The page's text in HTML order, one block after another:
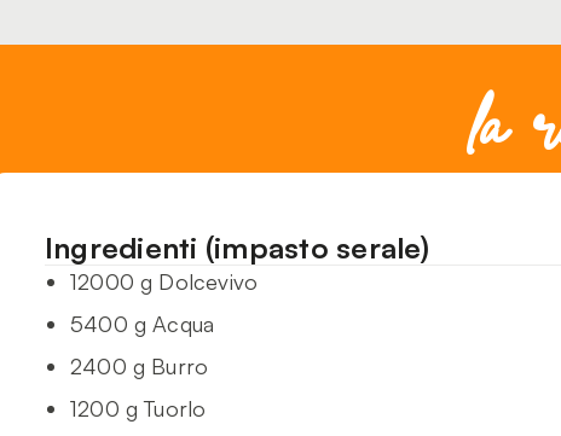
la
Ingredienti (impasto serale)
12000 g Dolcevivo
5400 g Acqua
2400 g Burro
1200 g Tuorlo